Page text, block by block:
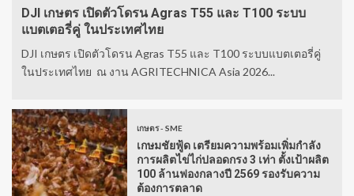
DJI เกษตร เปิดตัวโดรน Agras T55 และ T100 ระบบ
แบตเตอรี่คู่ ในประเทศไทย
DJI เกษตร เปิดตัวโดรน Agras T55 และ T100 ระบบแบตเตอรี่คู่
ในประเทศไทย ณ งาน AGRITECHNICA Asia 2026...
เกษตร - SME
เกษมชัยฟู้ด เตรียมความพร้อมเพิ่มกำลัง
การผลิตไข่ไก่ปลอดกรง 3 เท่า ตั้งเป้าผลิต
100 ล้านฟองกลางปี 2569 รองรับความ
ต้องการตลาด